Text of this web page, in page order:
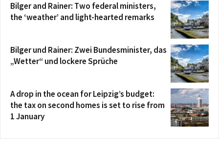
Bilger and Rainer: Two federal ministers,
the ‘weather’ and light-hearted remarks
Bilger und Rainer: Zwei Bundesminister, das
„Wetter“ und lockere Sprüche
A drop in the ocean for Leipzig’s budget:
the tax on second homes is set to rise from
1 January